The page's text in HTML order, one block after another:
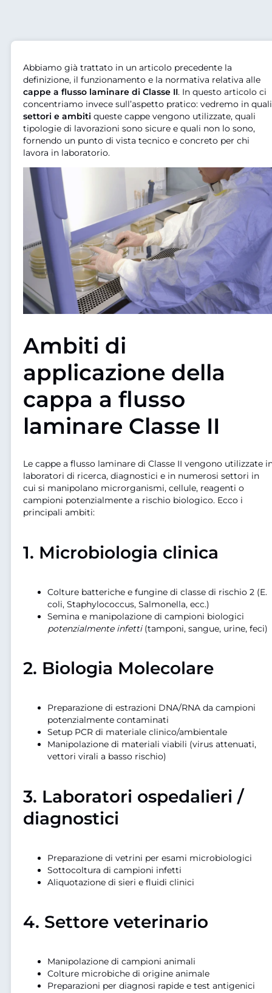
Abbiamo già trattato in un articolo precedente la
definizione, il funzionamento e la normativa relativa alle
cappe a flusso laminare di Classe II. In questo articolo ci
concentriamo invece sull’aspetto pratico: vedremo in quali
settori e ambiti queste cappe vengono utilizzate, quali
tipologie di lavorazioni sono sicure e quali non lo sono,
fornendo un punto di vista tecnico e concreto per chi
lavora in laboratorio.
Ambiti di
applicazione della
cappa a flusso
laminare Classe II
Le cappe a flusso laminare di Classe II vengono utilizzate
laboratori di ricerca, diagnostici e in numerosi settori in
cui si manipolano microrganismi, cellule, reagenti o
campioni potenzialmente a rischio biologico. Ecco i
principali ambiti:
1. Microbiologia clinica
Colture batteriche e fungine di classe di rischio 2 (E.
coli, Staphylococcus, Salmonella, ecc.)
Semina e manipolazione di campioni biologici
potenzialmente infetti(tamponi, sangue, urine, feci)
2. Biologia Molecolare
Preparazione di estrazioni DNA/RNA da campioni
potenzialmente contaminati
Setup PCR di materiale clinico/ambientale
Manipolazione di materiali viabili (virus attenuati,
vettori virali a basso rischio)
3. Laboratori ospedalieri /
diagnostici
Preparazione di vetrini per esami microbiologici
Sottocoltura di campioni infetti
Aliquotazione di sieri e fluidi clinici
4. Settore veterinario
Manipolazione di campioni animali
Colture microbiche di origine animale
Preparazioni per diagnosi rapide e test antigenici